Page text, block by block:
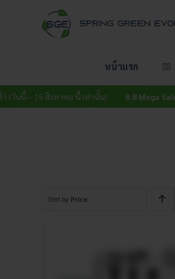
หน้าแรก
– 15 สิงหาคม นี้ เท่านั้น) 8.8 Mega Sale ลด
Sort by Price